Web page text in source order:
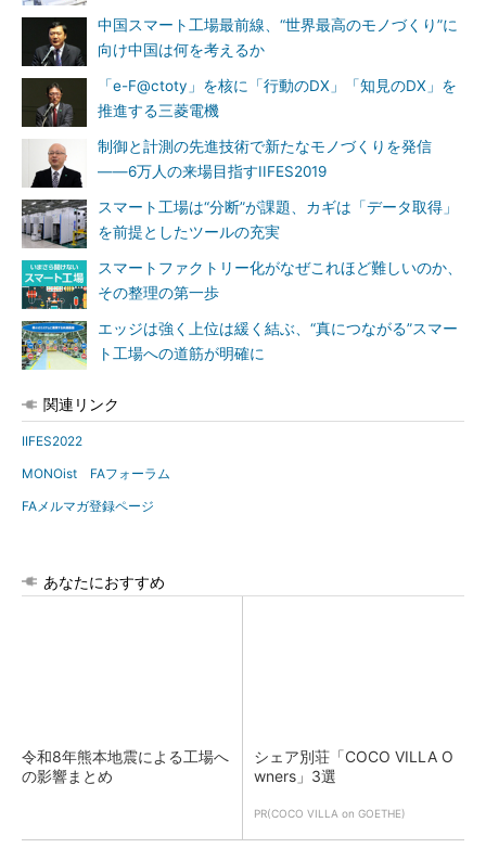
中国スマート工場最前線、“世界最高のモノづくり”に
向け中国は何を考えるか
「e-F@ctoty」を核に「行動のDX」「知見のDX」を
推進する三菱電機
制御と計測の先進技術で新たなモノづくりを発信
――6万人の来場目指すIIFES2019
スマート工場は“分断”が課題、カギは「データ取得」
を前提としたツールの充実
スマートファクトリー化がなぜこれほど難しいのか、
その整理の第一歩
エッジは強く上位は緩く結ぶ、“真につながる”スマー
ト工場への道筋が明確に
関連リンク
IIFES2022
MONOist FAフォーラム
FAメルマガ登録ページ
あなたにおすすめ
令和8年熊本地震による工場へ
の影響まとめ
シェア別荘「COCO VILLA O
wners」3選
PR(COCO VILLA on GOETHE)